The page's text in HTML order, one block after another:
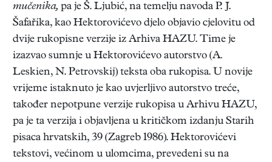
mučenika, pa je Š. Ljubić, na temelju navoda P. J.
Šafaříka, kao Hektorovićevo djelo objavio cjelovitu od
dvije rukopisne verzije iz Arhiva HAZU. Time je
izazvao sumnje u Hektorovićevo autorstvo (A.
Leskien, N. Petrovskij) teksta oba rukopisa. U novije
vrijeme istaknuto je kao uvjerljivo autorstvo treće,
također nepotpune verzije rukopisa u Arhivu HAZU,
pa je ta verzija i objavljena u kritičkom izdanju Starih
pisaca hrvatskih, 39 (Zagreb 1986). Hektorovićevi
tekstovi, većinom u ulomcima, prevedeni su na